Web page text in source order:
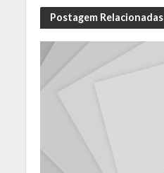
Postagem Relacionadas